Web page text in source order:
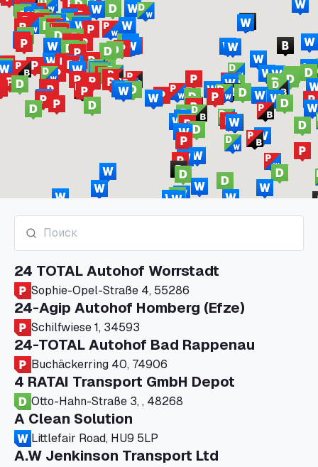
24 TOTAL Autohof Worrstadt
Sophie-Opel-Straße 4, 55286
24-Agip Autohof Homberg (Efze)
Schilfwiese 1, 34593
24-TOTAL Autohof Bad Rappenau
Buchäckerring 40, 74906
4 RATAI Transport GmbH Depot
Otto-Hahn-Straße 3, , 48268
A Clean Solution
Littlefair Road, HU9 5LP
A.W Jenkinson Transport Ltd